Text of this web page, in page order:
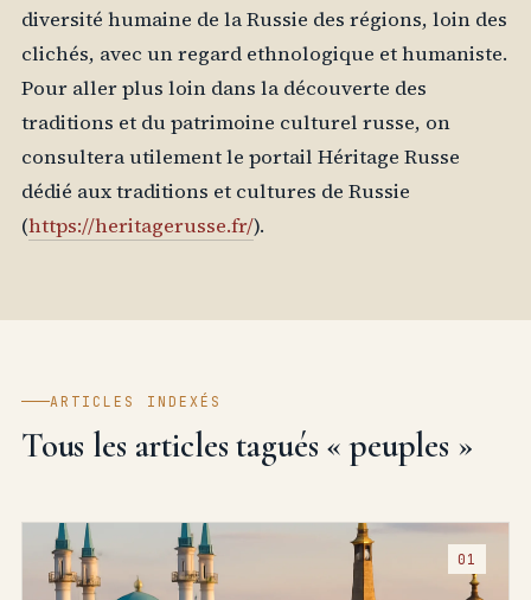
diversité humaine de la Russie des régions, loin des
clichés, avec un regard ethnologique et humaniste.
Pour aller plus loin dans la découverte des
traditions et du patrimoine culturel russe, on
consultera utilement le portail Héritage Russe
dédié aux traditions et cultures de Russie
(https://heritagerusse.fr/).
ARTICLES INDEXÉS
Tous les articles tagués « peuples »